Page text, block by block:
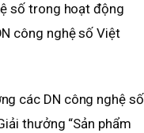
số trong hoạt động
công nghệ số Việt
các DN công nghệ số
thưởng “Sản phẩm